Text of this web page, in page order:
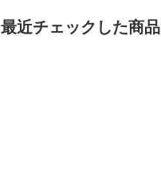
最近チェックした商品